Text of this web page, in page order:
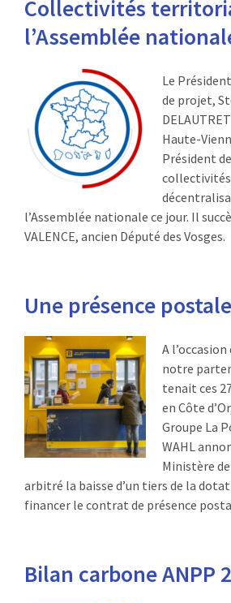
Collectivités
l’Assemblée
Le
de projet,
Haute-
Président
l’Assemblée nationale ce jour. Il
VALENCE, ancien Député des Vosges.
Une présence
A
notre
tenait ces
en Côte
Groupe La
WAHL
Ministère
arbitré la baisse d’un tiers de la
financer le contrat de présence
Bilan carbone ANPP